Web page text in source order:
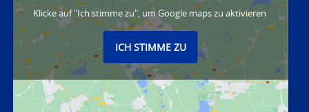
Klicke auf "Ich stimme zu", um Google maps zu aktivieren
ICH STIMME ZU